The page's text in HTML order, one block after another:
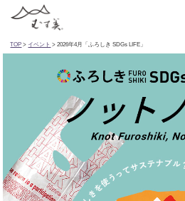
TOP > イベント > 2026年4月「ふろしき SDGs LIFE」